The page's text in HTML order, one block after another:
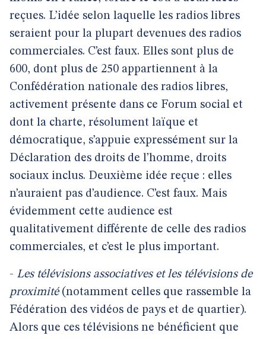
reçues. L’idée selon laquelle les radios libres
seraient pour la plupart devenues des radios
commerciales. C’est faux. Elles sont plus de
600, dont plus de 250 appartiennent à la
Confédération nationale des radios libres,
activement présente dans ce Forum social et
dont la charte, résolument laïque et
démocratique, s’appuie expressément sur la
Déclaration des droits de l’homme, droits
sociaux inclus. Deuxième idée reçue : elles
n’auraient pas d’audience. C’est faux. Mais
évidemment cette audience est
qualitativement différente de celle des radios
commerciales, et c’est le plus important.
- Les télévisions associatives et les télévisions de
proximité(notamment celles que rassemble la
Fédération des vidéos de pays et de quartier).
Alors que ces télévisions ne bénéficient que